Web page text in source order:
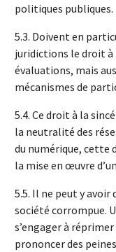
politiques publiques.
5.3. Doivent en
juridictions le droit à
évaluations, mais
mécanismes de
5.4. Ce droit à la
la neutralité des
du numérique, cette
la mise en œuvre
5.5. Il ne peut y avoir
société corrompue.
s’engager à
prononcer des